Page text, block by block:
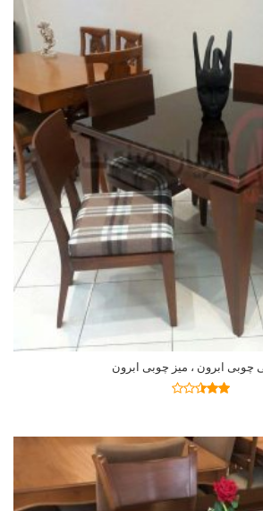
چوبی ابرون ، میز چوبی ابرون
اطلاعات بیشتر